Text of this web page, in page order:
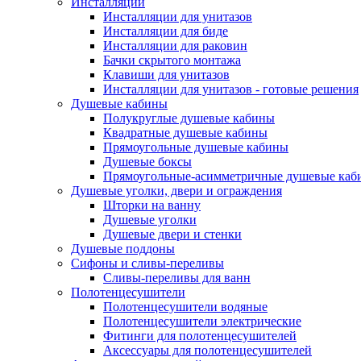
Инсталляции для унитазов
Инсталляции для биде
Инсталляции для раковин
Бачки скрытого монтажа
Клавиши для унитазов
Инсталляции для унитазов - готовые решения
Душевые кабины
Полукруглые душевые кабины
Квадратные душевые кабины
Прямоугольные душевые кабины
Душевые боксы
Прямоугольные-асимметричные душевые
Душевые уголки, двери и ограждения
Шторки на ванну
Душевые уголки
Душевые двери и стенки
Душевые поддоны
Сифоны и сливы-переливы
Сливы-переливы для ванн
Полотенцесушители
Полотенцесушители водяные
Полотенцесушители электрические
Фитинги для полотенцесушителей
Аксессуары для полотенцесушителей